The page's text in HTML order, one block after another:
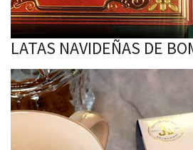
LATAS NAVIDEÑAS DE